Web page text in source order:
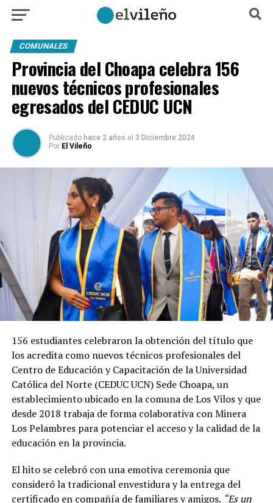
COMUNALES
Provincia del Choapa celebra 156
nuevos técnicos profesionales
egresados del CEDUC UCN
Publicado hace 2 años el 3 Diciembre 2024
Por El Vileño
156 estudiantes celebraron la obtención del título que
los acredita como nuevos técnicos profesionales del
Centro de Educación y Capacitación de la Universidad
Católica del Norte (CEDUC UCN) Sede Choapa, un
establecimiento ubicado en la comuna de Los Vilos y que
desde 2018 trabaja de forma colaborativa con Minera
Los Pelambres para potenciar el acceso y la calidad de la
educación en la provincia.
El hito se celebró con una emotiva ceremonia que
consideró la tradicional envestidura y la entrega del
certificado en compañía de familiares y amigos. “Es un